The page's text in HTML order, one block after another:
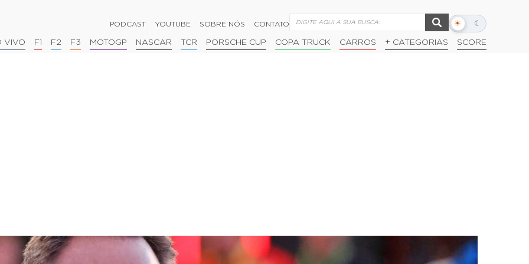
PODCAST YOUTUBE SOBRE NÓS CONTATO ☀ ☾
Alternar
escuro
VIVO F1 F2 F3 MOTOGP NASCAR TCR PORSCHE CUP COPA TRUCK CARROS + CATEGORIAS SCORE